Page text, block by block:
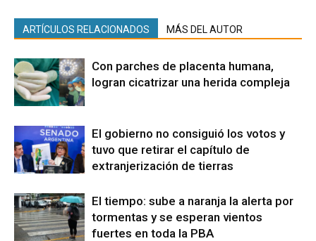
ARTÍCULOS RELACIONADOS MÁS DEL AUTOR
Con parches de placenta humana,
logran cicatrizar una herida compleja
El gobierno no consiguió los votos y
tuvo que retirar el capítulo de
extranjerización de tierras
El tiempo: sube a naranja la alerta por
tormentas y se esperan vientos
fuertes en toda la PBA